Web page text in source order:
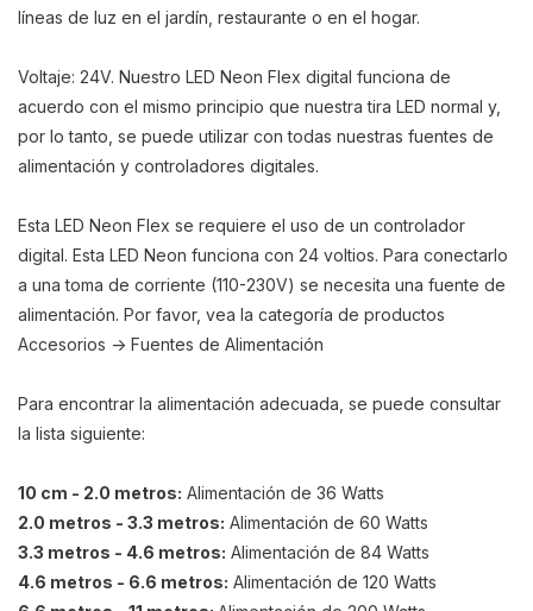
líneas de luz en el jardín, restaurante o en el hogar.
Voltaje: 24V. Nuestro LED Neon Flex digital funciona de
acuerdo con el mismo principio que nuestra tira LED normal y,
por lo tanto, se puede utilizar con todas nuestras fuentes de
alimentación y controladores digitales.
Esta LED Neon Flex se requiere el uso de un controlador
digital. Esta LED Neon funciona con 24 voltios. Para conectarlo
a una toma de corriente (110-230V) se necesita una fuente de
alimentación. Por favor, vea la categoría de productos
Accesorios -> Fuentes de Alimentación
Para encontrar la alimentación adecuada, se puede consultar
la lista siguiente:
10 cm - 2.0 metros: Alimentación de 36 Watts
2.0 metros - 3.3 metros: Alimentación de 60 Watts
3.3 metros - 4.6 metros: Alimentación de 84 Watts
4.6 metros - 6.6 metros: Alimentación de 120 Watts